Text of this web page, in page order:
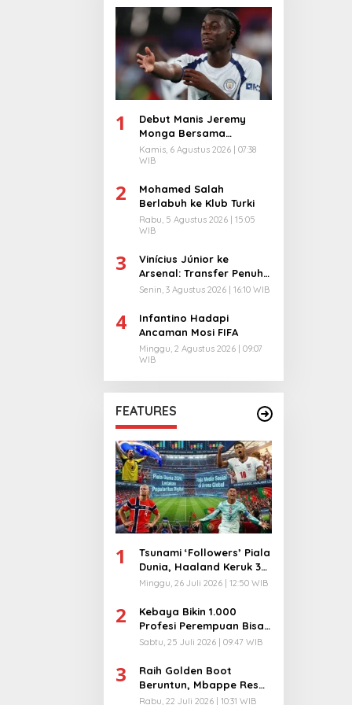
1
Debut Manis Jeremy
Monga Bersama
Manchester City
Kamis, 6 Agustus 2026 | 07:38
WIB
2
Mohamed Salah
Berlabuh ke Klub Turki
Rabu, 5 Agustus 2026 | 15:05
WIB
3
Vinícius Júnior ke
Arsenal: Transfer Penuh
Risiko
Senin, 3 Agustus 2026 | 16:10 WIB
4
Infantino Hadapi
Ancaman Mosi FIFA
Minggu, 2 Agustus 2026 | 09:07
WIB
FEATURES
1
Tsunami ‘Followers’ Piala
Dunia, Haaland Keruk 32
Juta, Kiper 40 Tahun
Minggu, 26 Juli 2026 | 12:50 WIB
2
Kebaya Bikin 1.000
Profesi Perempuan Bisa
Menyatu di Arena
Sabtu, 25 Juli 2026 | 09:47 WIB
3
Raih Golden Boot
Beruntun, Mbappe Resmi
Kunci Takhta Top Skor
Rabu, 22 Juli 2026 | 10:31 WIB